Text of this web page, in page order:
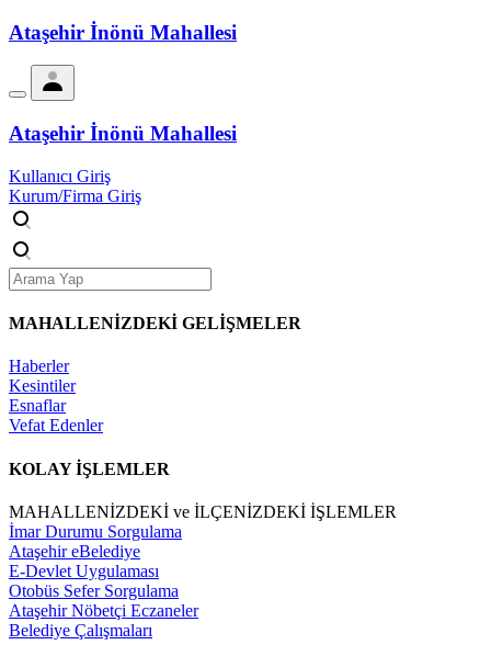
Ataşehir İnönü Mahallesi
Ataşehir İnönü Mahallesi
Kullanıcı Giriş
Kurum/Firma Giriş
MAHALLENİZDEKİ GELİŞMELER
Haberler
Kesintiler
Esnaflar
Vefat Edenler
KOLAY İŞLEMLER
MAHALLENİZDEKİ ve İLÇENİZDEKİ İŞLEMLER
İmar Durumu Sorgulama
Ataşehir eBelediye
E-Devlet Uygulaması
Otobüs Sefer Sorgulama
Ataşehir Nöbetçi Eczaneler
Belediye Çalışmaları